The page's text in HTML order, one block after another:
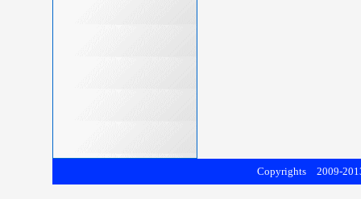
Copyrights 2009-